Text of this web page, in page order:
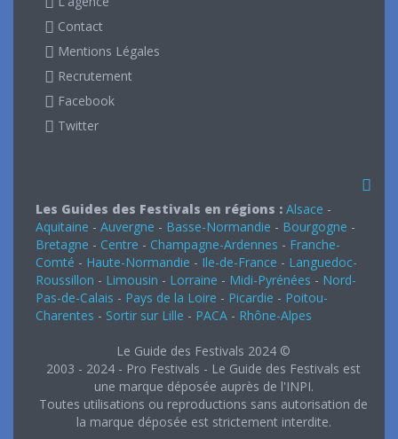
Contact
Mentions Légales
Recrutement
Facebook
Twitter
Les Guides des Festivals en régions : Alsace -
Aquitaine - Auvergne - Basse-Normandie - Bourgogne -
Bretagne - Centre - Champagne-Ardennes - Franche-
Comté - Haute-Normandie - Ile-de-France - Languedoc-
Roussillon - Limousin - Lorraine - Midi-Pyrénées - Nord-
Pas-de-Calais - Pays de la Loire - Picardie - Poitou-
Charentes - Sortir sur Lille - PACA - Rhône-Alpes
Le Guide des Festivals 2024 ©
2003 - 2024 - Pro Festivals - Le Guide des Festivals est
une marque déposée auprès de l'INPI.
Toutes utilisations ou reproductions sans autorisation de
la marque déposée est strictement interdite.